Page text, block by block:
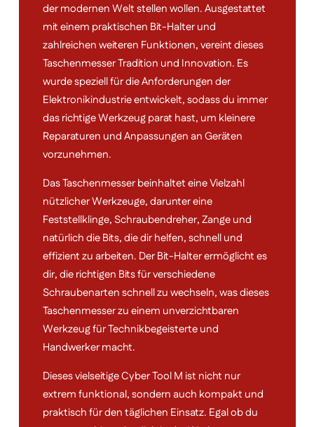
der modernen Welt stellen wollen. Ausgestattet
mit einem praktischen Bit-Halter und
zahlreichen weiteren Funktionen, vereint dieses
Taschenmesser Tradition und Innovation. Es
wurde speziell für die Anforderungen der
Elektronikindustrie entwickelt, sodass du immer
das richtige Werkzeug parat hast, um kleinere
Reparaturen und Anpassungen an Geräten
vorzunehmen.
Das Taschenmesser beinhaltet eine Vielzahl
nützlicher Werkzeuge, darunter eine
Feststellklinge, Schraubendreher, Zange und
natürlich die Bits, die dir helfen, schnell und
effizient zu arbeiten. Der Bit-Halter ermöglicht es
dir, die richtigen Bits für verschiedene
Schraubenarten schnell zu wechseln, was dieses
Taschenmesser zu einem unverzichtbaren
Werkzeug für Technikbegeisterte und
Handwerker macht.
Dieses vielseitige Cyber Tool M ist nicht nur
extrem funktional, sondern auch kompakt und
praktisch für den täglichen Einsatz. Egal ob du